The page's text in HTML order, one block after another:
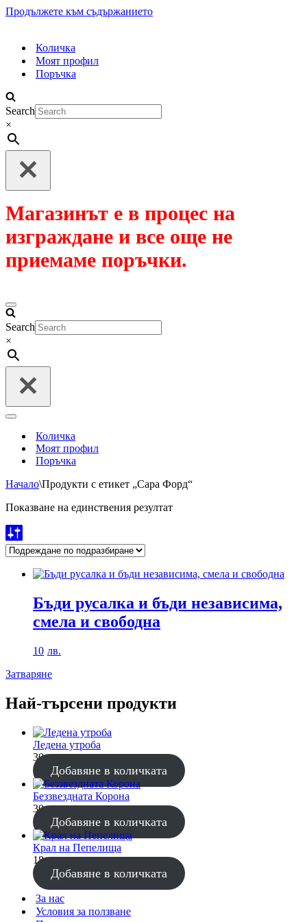
Продължете към съдържанието
Количка
Моят профил
Поръчка
Search
×
Магазинът е в процес на
изграждане и все още не
приемаме поръчки.
Навигационно
меню
Search
×
Навигационно
Количка
Моят профил
Поръчка
Начало\Продукти с етикет „Сара Форд“
Показване на единствения резултат
Бъди русалка и бъди независима,
смела и свободна
10 лв.
Затваряне
Най-търсени продукти
Ледена утроба
30 лв.
Добавяне в количката
Беззвездната Корона
30 лв.
Добавяне в количката
Крал на Пепелища
18 лв.
Добавяне в количката
За нас
Условия за ползване